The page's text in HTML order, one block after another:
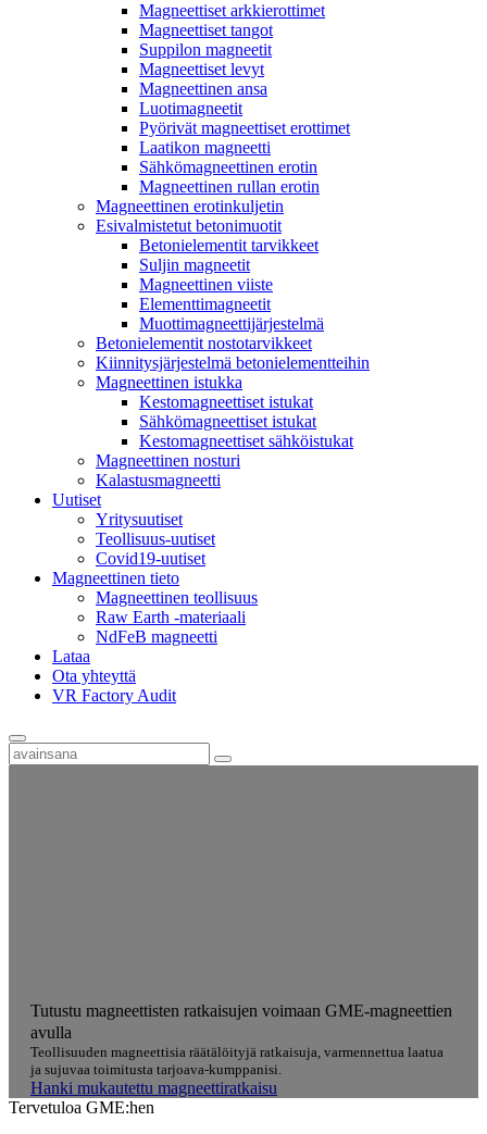
Magneettiset arkkierottimet
Magneettiset tangot
Suppilon magneetit
Magneettiset levyt
Magneettinen ansa
Luotimagneetit
Pyörivät magneettiset erottimet
Laatikon magneetti
Sähkömagneettinen erotin
Magneettinen rullan erotin
Magneettinen erotinkuljetin
Esivalmistetut betonimuotit
Betonielementit tarvikkeet
Suljin magneetit
Magneettinen viiste
Elementtimagneetit
Muottimagneettijärjestelmä
Betonielementit nostotarvikkeet
Kiinnitysjärjestelmä betonielementteihin
Magneettinen istukka
Kestomagneettiset istukat
Sähkömagneettiset istukat
Kestomagneettiset sähköistukat
Magneettinen nosturi
Kalastusmagneetti
Uutiset
Yritysuutiset
Teollisuus-uutiset
Covid19-uutiset
Magneettinen tieto
Magneettinen teollisuus
Raw Earth -materiaali
NdFeB magneetti
Lataa
Ota yhteyttä
VR Factory Audit
Tutustu magneettisten ratkaisujen voimaan GME-magneettien
avulla
Teollisuuden magneettisia räätälöityjä ratkaisuja, varmennettua laatua
ja sujuvaa toimitusta tarjoava-kumppanisi.
Hanki mukautettu magneettiratkaisu
Tervetuloa GME:hen